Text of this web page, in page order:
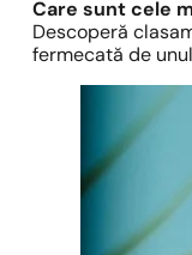
Care sunt cele
Descoperă
fermecată de